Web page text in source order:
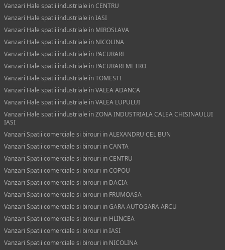
Vanzari Hale spatii industriale in CENTRU
Vanzari Hale spatii industriale in IASI
Vanzari Hale spatii industriale in MIROSLAVA
Vanzari Hale spatii industriale in NICOLINA
Vanzari Hale spatii industriale in PACURARI
Vanzari Hale spatii industriale in PACURARI METRO
Vanzari Hale spatii industriale in TOMESTI
Vanzari Hale spatii industriale in VALEA ADANCA
Vanzari Hale spatii industriale in VALEA LUPULUI
Vanzari Hale spatii industriale in ZONA INDUSTRIALA CALEA CHISINAULUI
IASI
Vanzari Spatii comerciale si birouri in ALEXANDRU CEL BUN
Vanzari Spatii comerciale si birouri in CANTA
Vanzari Spatii comerciale si birouri in CENTRU
Vanzari Spatii comerciale si birouri in COPOU
Vanzari Spatii comerciale si birouri in DACIA
Vanzari Spatii comerciale si birouri in FRUMOASA
Vanzari Spatii comerciale si birouri in GARA AUTOGARA ARCU
Vanzari Spatii comerciale si birouri in HLINCEA
Vanzari Spatii comerciale si birouri in IASI
Vanzari Spatii comerciale si birouri in NICOLINA